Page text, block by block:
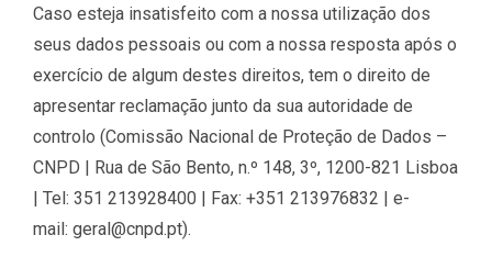
Caso esteja insatisfeito com a nossa utilização dos
seus dados pessoais ou com a nossa resposta após o
exercício de algum destes direitos, tem o direito de
apresentar reclamação junto da sua autoridade de
controlo (Comissão Nacional de Proteção de Dados –
CNPD | Rua de São Bento, n.º 148, 3º, 1200-821 Lisboa
| Tel: 351 213928400 | Fax: +351 213976832 | e-
mail: geral@cnpd.pt).